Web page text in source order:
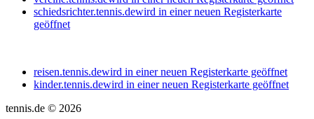
schiedsrichter.tennis.dewird in einer neuen Registerkarte
geöffnet
reisen.tennis.dewird in einer neuen Registerkarte geöffnet
kinder.tennis.dewird in einer neuen Registerkarte geöffnet
tennis.de © 2026